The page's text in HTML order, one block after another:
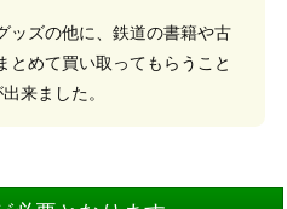
ッズの他に、鉄道の書籍や古
とめて買い取ってもらうこと
来ました。